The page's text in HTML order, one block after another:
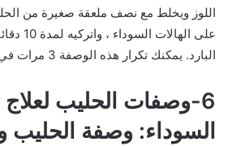
اللوز ويخلط مع نصف ملعقة صغيرة من
على
البارد. يمكنك تكرار هذه الوصفة 3 مرات في الأسبوع.
6-وصفات الحليب لعلاج
السوداء: وصفة الحليب